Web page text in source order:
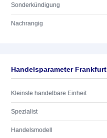
Sonderkündigung
Nachrangig
Handelsparameter Frankfurt
Kleinste handelbare Einheit
Spezialist
Handelsmodell